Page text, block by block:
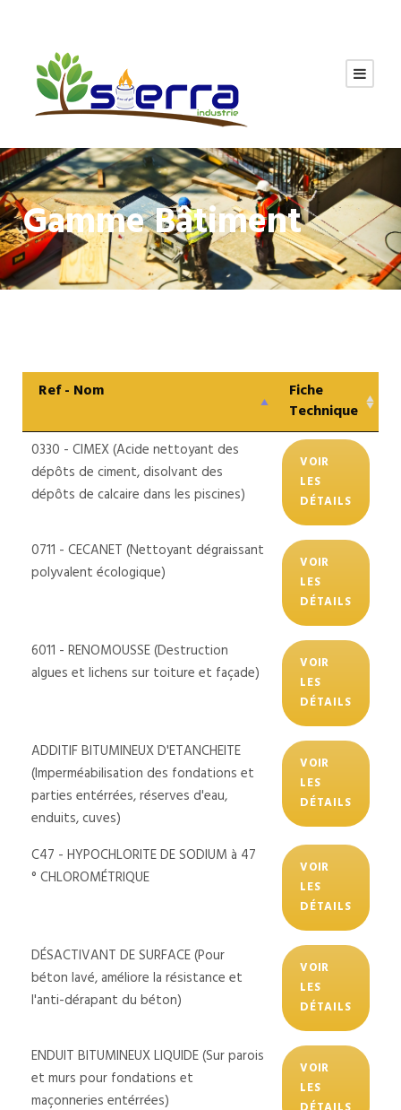
Gamme Bâtiment
Ref - Nom
Fiche
Technique
0330 - CIMEX (Acide nettoyant des
dépôts de ciment, disolvant des
dépôts de calcaire dans les piscines)
VOIR
LES
DÉTAILS
0711 - CECANET (Nettoyant dégraissant
polyvalent écologique)
VOIR
LES
DÉTAILS
6011 - RENOMOUSSE (Destruction
algues et lichens sur toiture et façade)
VOIR
LES
DÉTAILS
ADDITIF BITUMINEUX D'ETANCHEITE
(Imperméabilisation des fondations et
parties entérrées, réserves d'eau,
enduits, cuves)
VOIR
LES
DÉTAILS
C47 - HYPOCHLORITE DE SODIUM à 47
° CHLOROMÉTRIQUE
VOIR
LES
DÉTAILS
DÉSACTIVANT DE SURFACE (Pour
béton lavé, améliore la résistance et
l'anti-dérapant du béton)
VOIR
LES
DÉTAILS
ENDUIT BITUMINEUX LIQUIDE (Sur parois
et murs pour fondations et
maçonneries entérrées)
VOIR
LES